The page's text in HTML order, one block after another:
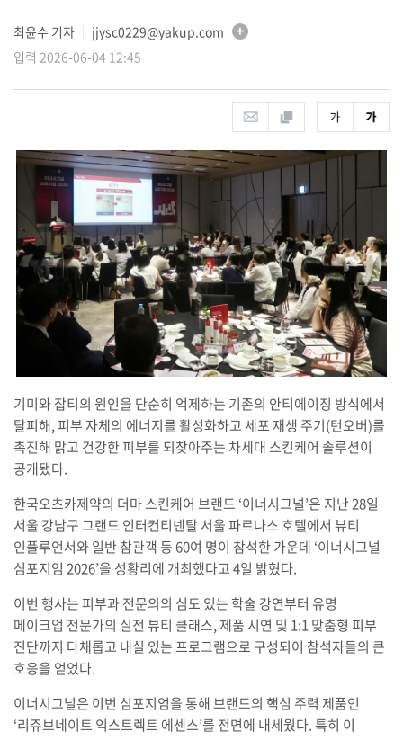
최윤수 기자
jjysc0229@yakup.com
입력 2026-06-04 12:45
기미와 잡티의 원인을 단순히 억제하는 기존의 안티에이징 방식에서
탈피해, 피부 자체의 에너지를 활성화하고 세포 재생 주기(턴오버)를
촉진해 맑고 건강한 피부를 되찾아주는 차세대 스킨케어 솔루션이
공개됐다.
한국오츠카제약의 더마 스킨케어 브랜드 ‘이너시그널’은 지난 28일
서울 강남구 그랜드 인터컨티넨탈 서울 파르나스 호텔에서 뷰티
인플루언서와 일반 참관객 등 60여 명이 참석한 가운데 ‘이너시그널
심포지엄 2026’을 성황리에 개최했다고 4일 밝혔다.
이번 행사는 피부과 전문의의 심도 있는 학술 강연부터 유명
메이크업 전문가의 실전 뷰티 클래스, 제품 시연 및 1:1 맞춤형 피부
진단까지 다채롭고 내실 있는 프로그램으로 구성되어 참석자들의 큰
호응을 얻었다.
이너시그널은 이번 심포지엄을 통해 브랜드의 핵심 주력 제품인
‘리쥬브네이트 익스트렉트 에센스’를 전면에 내세웠다. 특히 이